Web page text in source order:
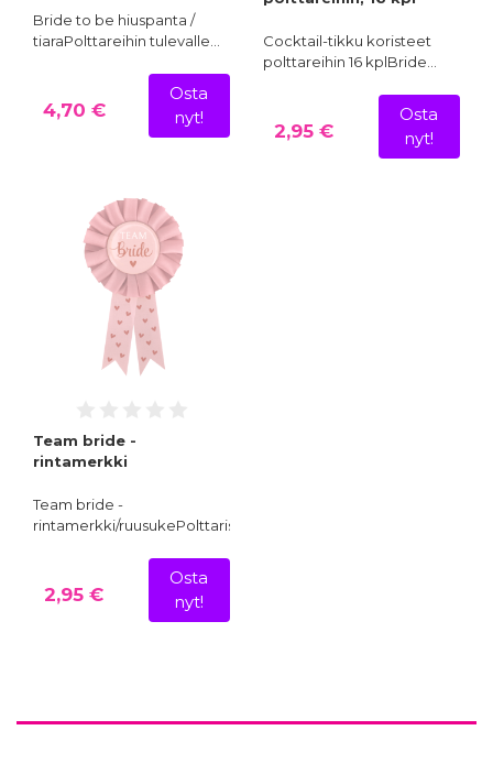
Bride to be hiuspanta /
tiaraPolttareihin tulevalle…
4,70 €
Osta
nyt!
Cocktail-tikku koristeet
polttareihin 16 kplBride…
2,95 €
Osta
nyt!
Team bride -
rintamerkki
Team bride -
rintamerkki/ruusukePolttaris…
2,95 €
Osta
nyt!